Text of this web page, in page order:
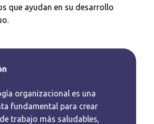
que ayudan en su desarrollo
organizacional es una
fundamental para crear
trabajo más saludables,